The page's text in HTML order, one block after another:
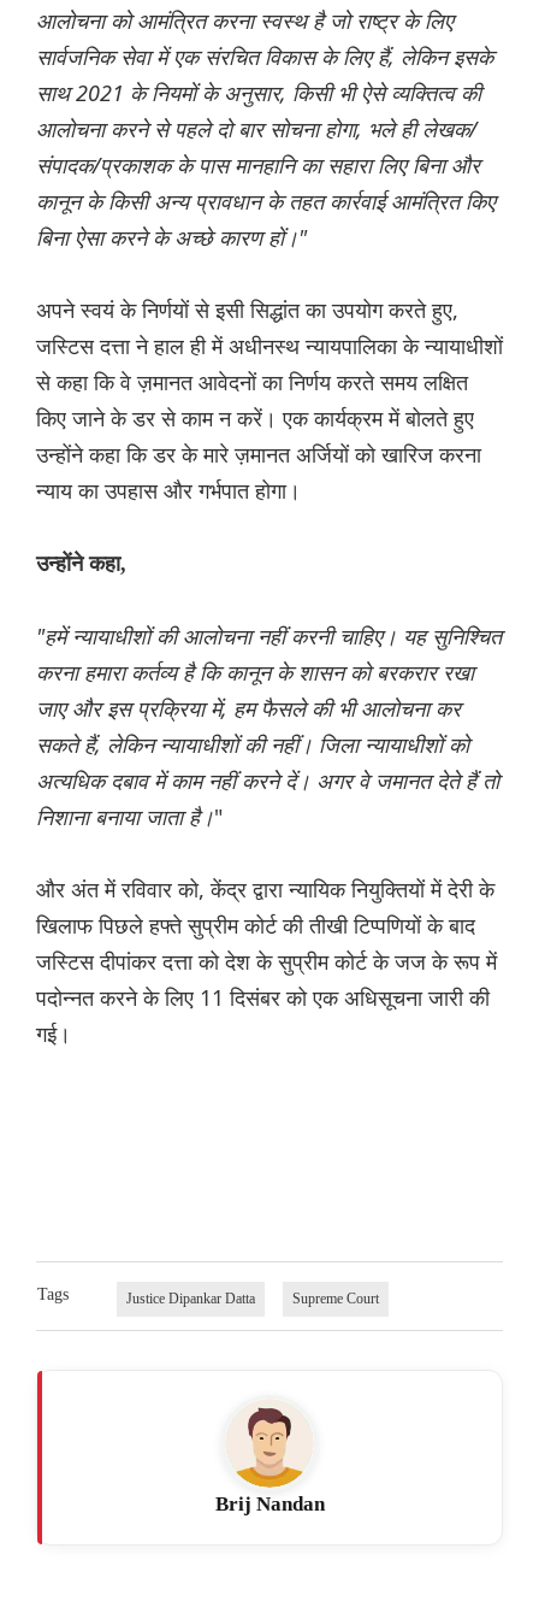
आलोचना को आमंत्रित करना स्वस्थ है जो राष्ट्र के लिए
सार्वजनिक सेवा में एक संरचित विकास के लिए हैं, लेकिन इसके
साथ 2021 के नियमों के अनुसार, किसी भी ऐसे व्यक्तित्व की
आलोचना करने से पहले दो बार सोचना होगा, भले ही लेखक/
संपादक/प्रकाशक के पास मानहानि का सहारा लिए बिना और
कानून के किसी अन्य प्रावधान के तहत कार्रवाई आमंत्रित किए
बिना ऐसा करने के अच्छे कारण हों।"
अपने स्वयं के निर्णयों से इसी सिद्धांत का उपयोग करते हुए,
जस्टिस दत्ता ने हाल ही में अधीनस्थ न्यायपालिका के न्यायाधीशों
से कहा कि वे ज़मानत आवेदनों का निर्णय करते समय लक्षित
किए जाने के डर से काम न करें। एक कार्यक्रम में बोलते हुए
उन्होंने कहा कि डर के मारे ज़मानत अर्जियों को खारिज करना
न्याय का उपहास और गर्भपात होगा।
उन्होंने कहा,
"हमें न्यायाधीशों की आलोचना नहीं करनी चाहिए। यह सुनिश्चित
करना हमारा कर्तव्य है कि कानून के शासन को बरकरार रखा
जाए और इस प्रक्रिया में, हम फैसले की भी आलोचना कर
सकते हैं, लेकिन न्यायाधीशों की नहीं। जिला न्यायाधीशों को
अत्यधिक दबाव में काम नहीं करने दें। अगर वे जमानत देते हैं तो
निशाना बनाया जाता है।"
और अंत में रविवार को, केंद्र द्वारा न्यायिक नियुक्तियों में देरी के
खिलाफ पिछले हफ्ते सुप्रीम कोर्ट की तीखी टिप्पणियों के बाद
जस्टिस दीपांकर दत्ता को देश के सुप्रीम कोर्ट के जज के रूप में
पदोन्नत करने के लिए 11 दिसंबर को एक अधिसूचना जारी की
गई।
Tags Justice Dipankar Datta Supreme Court
Brij Nandan